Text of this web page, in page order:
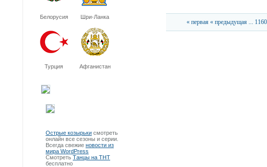
Белорусия Шри-Ланка
Турция Афганистан
Острые козырьки смотреть
онлайн все сезоны и серии.
Всегда свежие новости из
мира WordPress
Смотреть Танцы на ТНТ
бесплатно
« первая « предыдущая ... 1160